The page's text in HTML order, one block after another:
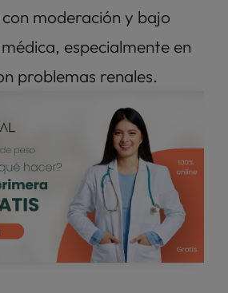
moderación y bajo
especialmente en
problemas renales.